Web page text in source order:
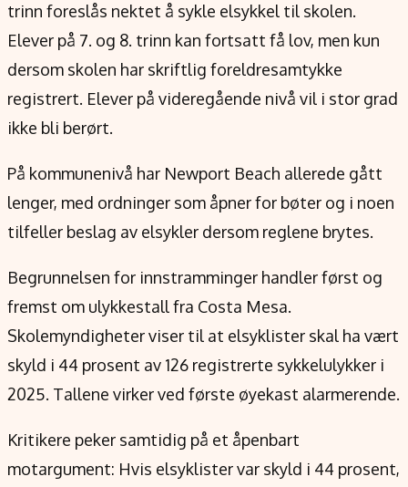
trinn foreslås nektet å sykle elsykkel til skolen.
Elever på 7. og 8. trinn kan fortsatt få lov, men kun
dersom skolen har skriftlig foreldresamtykke
registrert. Elever på videregående nivå vil i stor grad
ikke bli berørt.
På kommunenivå har Newport Beach allerede gått
lenger, med ordninger som åpner for bøter og i noen
tilfeller beslag av elsykler dersom reglene brytes.
Begrunnelsen for innstramminger handler først og
fremst om ulykkestall fra Costa Mesa.
Skolemyndigheter viser til at elsyklister skal ha vært
skyld i 44 prosent av 126 registrerte sykkelulykker i
2025. Tallene virker ved første øyekast alarmerende.
Kritikere peker samtidig på et åpenbart
motargument: Hvis elsyklister var skyld i 44 prosent,